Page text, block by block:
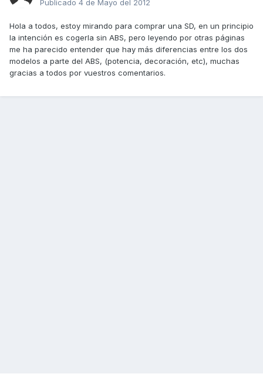
Publicado 4 de Mayo del 2012
Hola a todos, estoy mirando para comprar una SD, en un principio
la intención es cogerla sin ABS, pero leyendo por otras páginas
me ha parecido entender que hay más diferencias entre los dos
modelos a parte del ABS, (potencia, decoración, etc), muchas
gracias a todos por vuestros comentarios.